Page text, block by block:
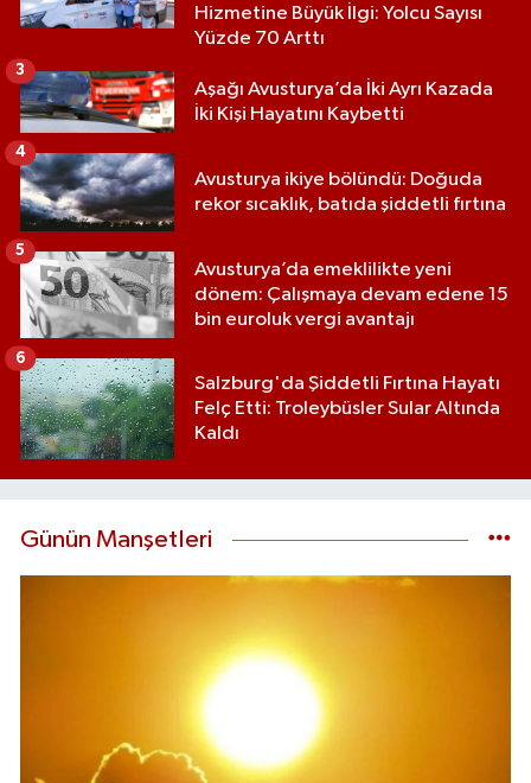
Hizmetine Büyük İlgi: Yolcu Sayısı
Yüzde 70 Arttı
Aşağı Avusturya’da İki Ayrı Kazada
İki Kişi Hayatını Kaybetti
3
Avusturya ikiye bölündü: Doğuda
rekor sıcaklık, batıda şiddetli fırtına
4
Avusturya’da emeklilikte yeni
dönem: Çalışmaya devam edene 15
bin euroluk vergi avantajı
5
Salzburg'da Şiddetli Fırtına Hayatı
Felç Etti: Troleybüsler Sular Altında
Kaldı
6
Günün Manşetleri